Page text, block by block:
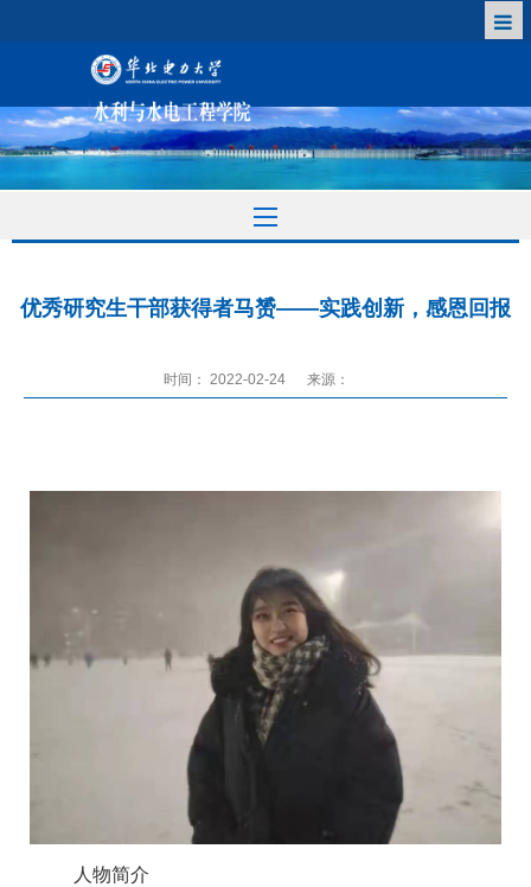
优秀研究生干部获得者马赟——实践创新，感恩回报
时间： 2022-02-24 来源：
人物简介